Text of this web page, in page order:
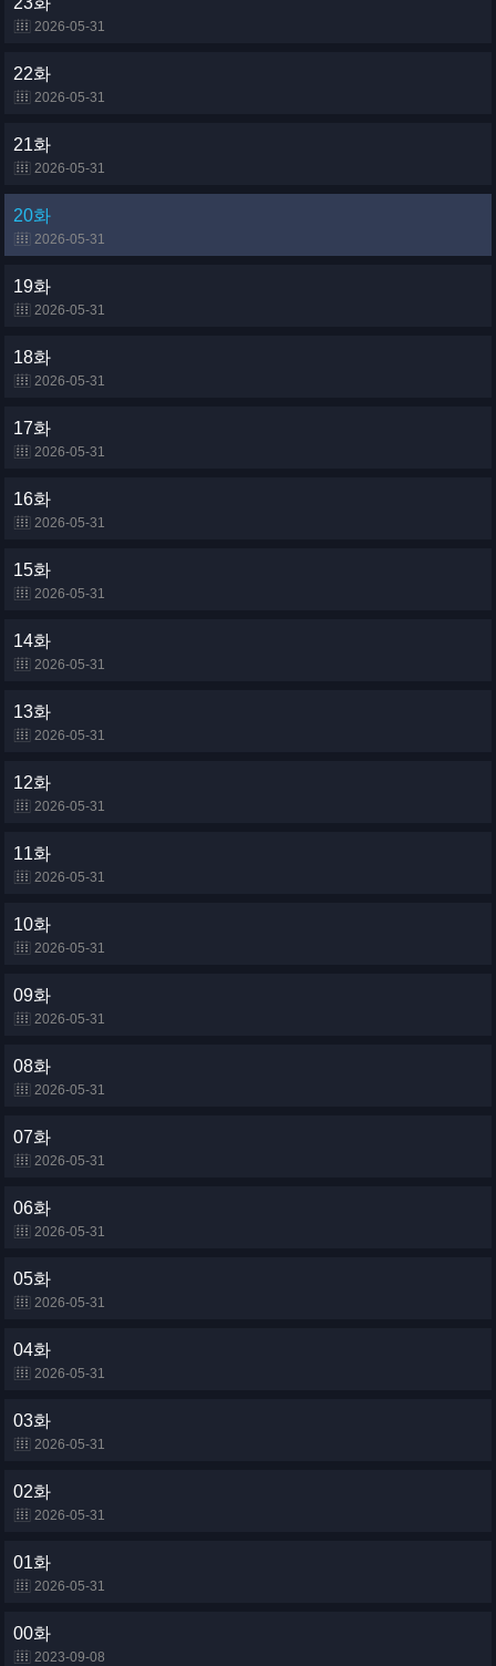
2026-05-31
22화
2026-05-31
21화
2026-05-31
20화
2026-05-31
19화
2026-05-31
18화
2026-05-31
17화
2026-05-31
16화
2026-05-31
15화
2026-05-31
14화
2026-05-31
13화
2026-05-31
12화
2026-05-31
11화
2026-05-31
10화
2026-05-31
09화
2026-05-31
08화
2026-05-31
07화
2026-05-31
06화
2026-05-31
05화
2026-05-31
04화
2026-05-31
03화
2026-05-31
02화
2026-05-31
01화
2026-05-31
00화
2023-09-08